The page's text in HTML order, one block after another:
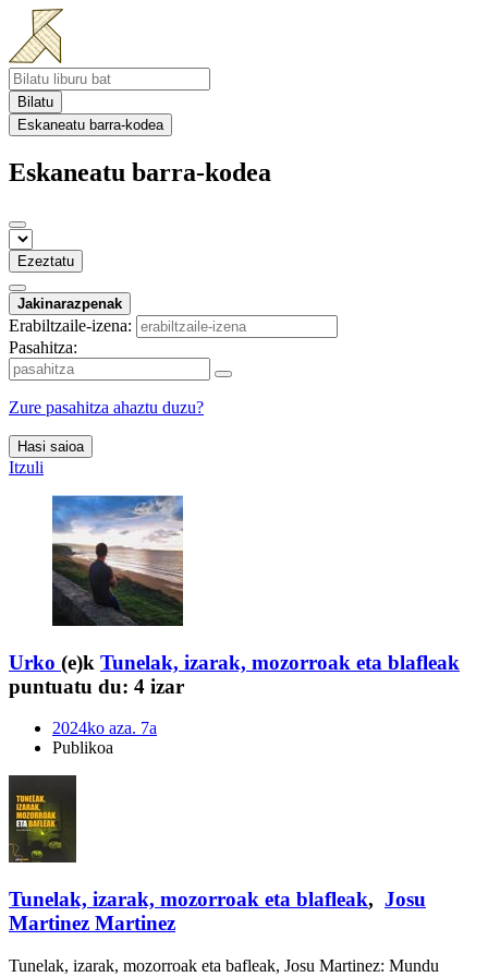
Bilatu
Eskaneatu barra-kodea
Eskaneatu barra-kodea
Ezeztatu
Jakinarazpenak
Erabiltzaile-izena:
Pasahitza:
Zure pasahitza ahaztu duzu?
Hasi saioa
Itzuli
Urko (e)k Tunelak, izarak, mozorroak eta blafleak
puntuatu du: 4 izar
2024ko aza. 7a
Publikoa
Tunelak, izarak, mozorroak eta blafleak, Josu
Martinez Martinez
Tunelak, izarak, mozorroak eta bafleak, Josu Martinez: Mundu